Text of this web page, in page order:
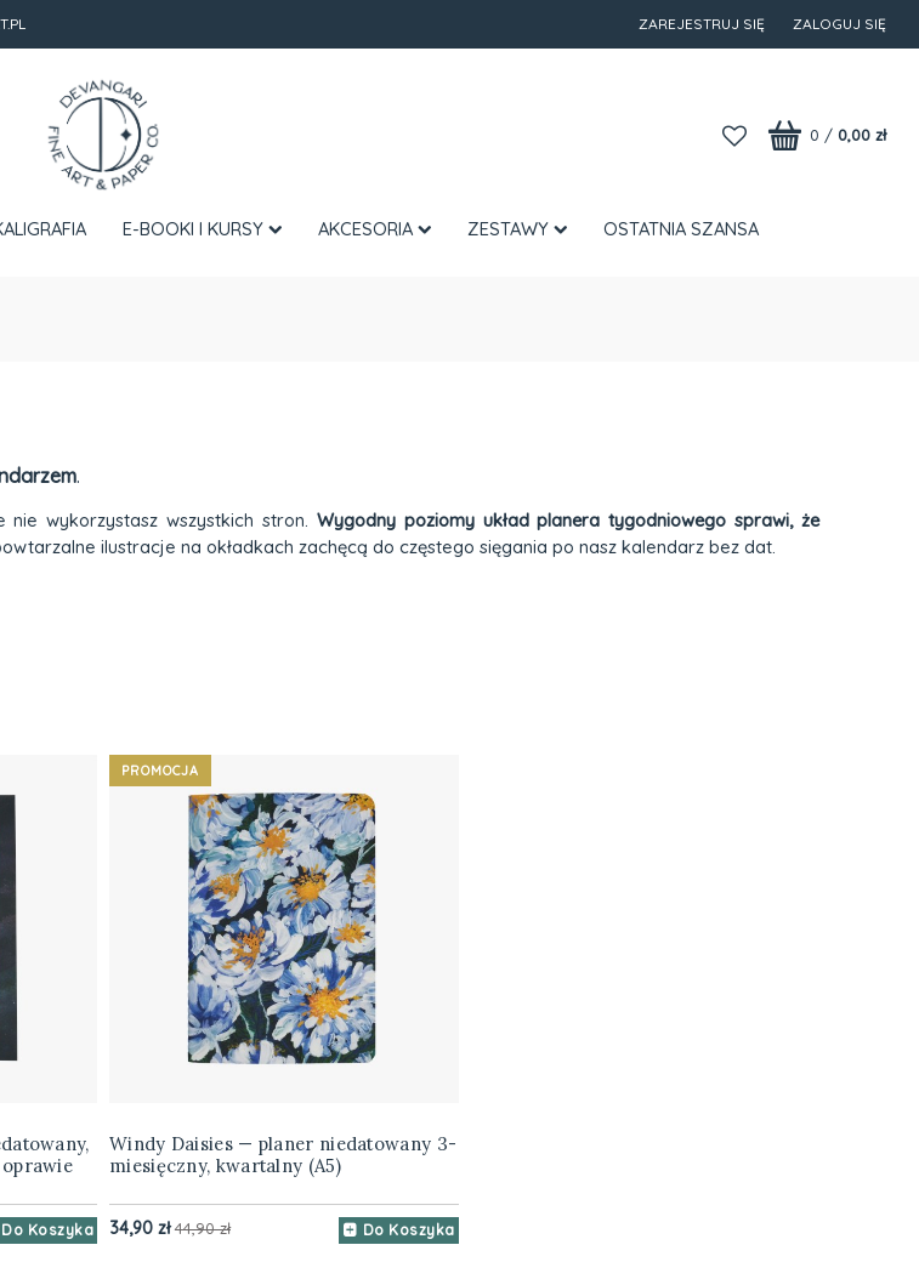
ZAREJESTRUJ SIĘ ZALOGUJ SIĘ
0 / 0,00 zł
E-BOOKI I KURSY AKCESORIA ZESTAWY OSTATNIA SZANSA
.
wykorzystasz wszystkich stron. Wygodny poziomy układ planera tygodniowego sprawi, że
ilustracje na okładkach zachęcą do częstego sięgania po nasz kalendarz bez dat.
Do Koszyka
Windy Daisies — planer niedatowany 3-
miesięczny, kwartalny (A5)
34,90 zł 44,90 zł Do Koszyka
PROMOCJA